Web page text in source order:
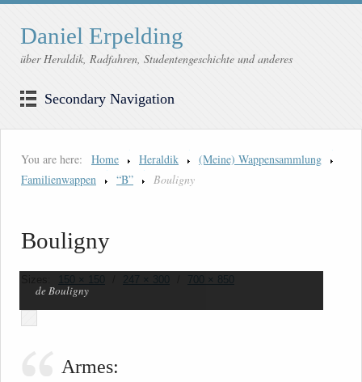
Daniel Erpelding
über Heraldik, Radfahren, Studentengeschichte und anderes
Secondary Navigation
You are here: Home Heraldik
(Meine) Wappensammlung
Familienwappen
“B” Bouligny
Bouligny
150 × 150 247 × 300 700 × 850
de Bouligny
Armes: